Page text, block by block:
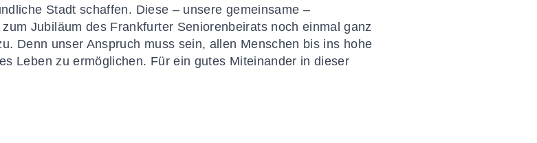
Stadt schaffen. Diese – unsere gemeinsame –
Jubiläum des Frankfurter Seniorenbeirats noch einmal ganz
Denn unser Anspruch muss sein, allen Menschen bis ins hohe
Leben zu ermöglichen. Für ein gutes Miteinander in dieser